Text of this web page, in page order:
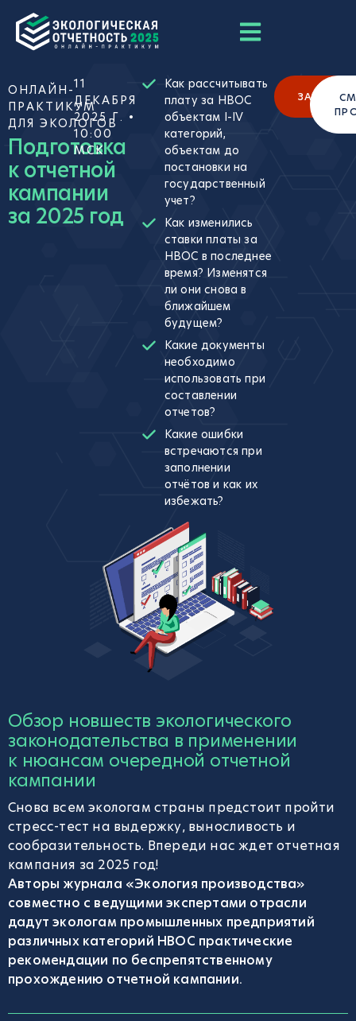
ОНЛАЙН-
ПРАКТИКУМ
ДЛЯ ЭКОЛОГОВ
Подготовка
к отчетной
кампании
за 2025 год
11
ДЕКАБРЯ
2025 Г. •
10:00
МСК
Как рассчитывать
плату за НВОС
объектам I-IV
категорий,
объектам до
постановки на
государственный
учет?
Как изменились
ставки платы за
НВОС в последнее
время? Изменятся
ли они снова в
ближайшем
будущем?
Какие документы
необходимо
использовать при
составлении
отчетов?
Какие ошибки
встречаются при
заполнении
отчётов и как их
избежать?
Обзор новшеств экологического
законодательства в применении
к нюансам очередной отчетной
кампании
Снова всем экологам страны предстоит пройти
стресс-тест на выдержку, выносливость и
сообразительность. Впереди нас ждет отчетная
кампания за 2025 год!
Авторы журнала «Экология производства»
совместно с ведущими экспертами отрасли
дадут экологам промышленных предприятий
различных категорий НВОС практические
рекомендации по беспрепятственному
прохождению отчетной кампании.